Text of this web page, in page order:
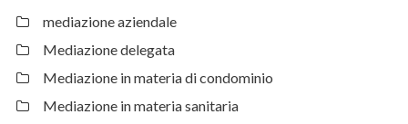
mediazione aziendale
Mediazione delegata
Mediazione in materia di condominio
Mediazione in materia sanitaria